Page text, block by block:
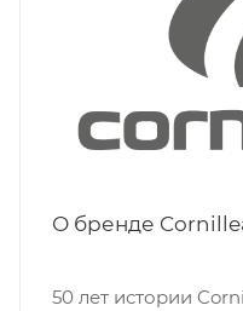
О бренде
50 лет истории